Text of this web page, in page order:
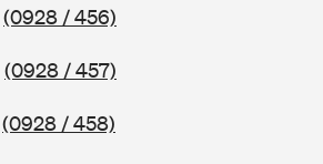
(0928 / 456)
(0928 / 457)
(0928 / 458)